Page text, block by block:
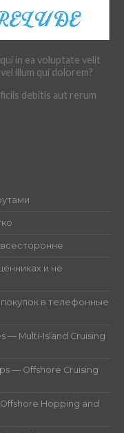
in ea voluptate velit
illum qui dolorem?
debitis aut rerum
и не
в телефонные
— Multi-Island Cruising
— Offshore Cruising
Hopping and